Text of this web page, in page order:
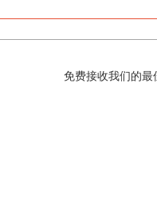
免费接收我们的